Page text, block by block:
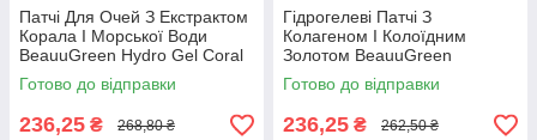
Патчі Для Очей З Екстрактом
Корала І Морської Води
BeauuGreen Hydro Gel Coral
& Aqua Eye Patch (Стандарт)
Готово до відправки
236,25 ₴ 268,80 ₴
Гідрогелеві Патчі З
Колагеном І Колоїдним
Золотом BeauuGreen
Collagen & Gold Hydrogel Eye
Patch
Готово до відправки
236,25 ₴ 262,50 ₴